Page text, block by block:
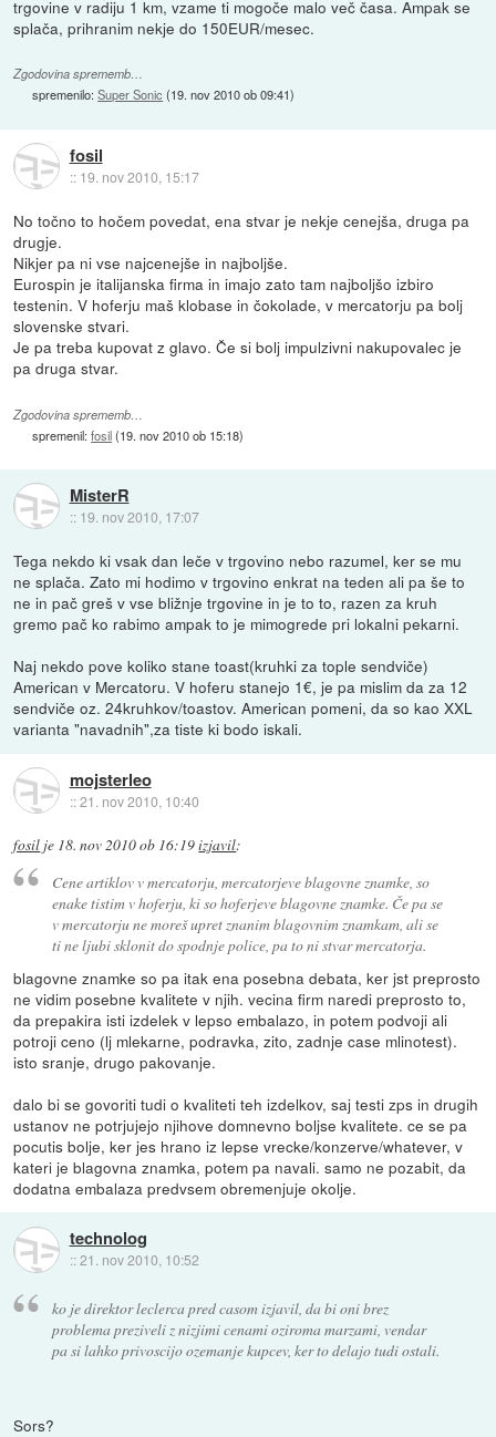
trgovine v radiju 1 km, vzame ti mogoče malo več časa. Ampak se
splača, prihranim nekje do 150EUR/mesec.
Zgodovina sprememb…
spremenilo:Super Sonic (19. nov 2010 ob 09:41)
fosil
:: 19. nov 2010, 15:17
No točno to hočem povedat, ena stvar je nekje cenejša, druga pa
drugje.
Nikjer pa ni vse najcenejše in najboljše.
Eurospin je italijanska firma in imajo zato tam najboljšo izbiro
testenin. V hoferju maš klobase in čokolade, v mercatorju pa bolj
slovenske stvari.
Je pa treba kupovat z glavo. Če si bolj impulzivni nakupovalec je
pa druga stvar.
Zgodovina sprememb…
spremenil:fosil(19. nov 2010 ob 15:18)
MisterR
:: 19. nov 2010, 17:07
Tega nekdo ki vsak dan leče v trgovino nebo razumel, ker se mu
ne splača. Zato mi hodimo v trgovino enkrat na teden ali pa še to
ne in pač greš v vse bližnje trgovine in je to to, razen za kruh
gremo pač ko rabimo ampak to je mimogrede pri lokalni pekarni.
Naj nekdo pove koliko stane toast(kruhki za tople sendviče)
American v Mercatoru. V hoferu stanejo 1€, je pa mislim da za 12
sendviče oz. 24kruhkov/toastov. American pomeni, da so kao XXL
varianta "navadnih",za tiste ki bodo iskali.
mojsterleo
::21. nov 2010, 10:40
fosil je 18. nov 2010 ob 16:19izjavil:
Cene artiklov v mercatorju, mercatorjeve blagovne znamke, so
enake tistim v hoferju, ki so hoferjeve blagovne znamke. Če pa se
v mercatorju ne moreš upret znanim blagovnim znamkam, ali se
ti ne ljubi sklonit do spodnje police, pa to ni stvar mercatorja.
blagovne znamke so pa itak ena posebna debata, ker jst preprosto
ne vidim posebne kvalitete v njih. vecina firm naredi preprosto to,
da prepakira isti izdelek v lepso embalazo, in potem podvoji ali
potroji ceno (lj mlekarne, podravka, zito, zadnje case mlinotest).
isto sranje, drugo pakovanje.
dalo bi se govoriti tudi o kvaliteti teh izdelkov, saj testi zps in drugih
ustanov ne potrjujejo njihove domnevno boljse kvalitete. ce se pa
pocutis bolje, ker jes hrano iz lepse vrecke/konzerve/whatever, v
kateri je blagovna znamka, potem pa navali. samo ne pozabit, da
dodatna embalaza predvsem obremenjuje okolje.
technolog
::21. nov 2010, 10:52
ko je direktor leclerca pred casom izjavil, da bi oni brez
problema preziveli z nizjimi cenami oziroma marzami, vendar
pa si lahko privoscijo ozemanje kupcev, ker to delajo tudi ostali.
Sors?